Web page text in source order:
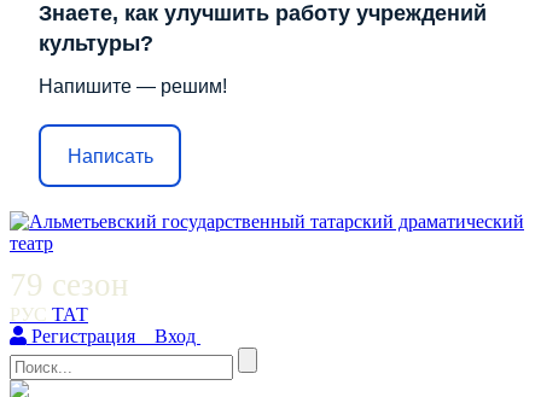
Знаете, как улучшить работу учреждений
культуры?
Напишите — решим!
Написать
79 сезон
РУС ТАТ
Регистрация
Вход